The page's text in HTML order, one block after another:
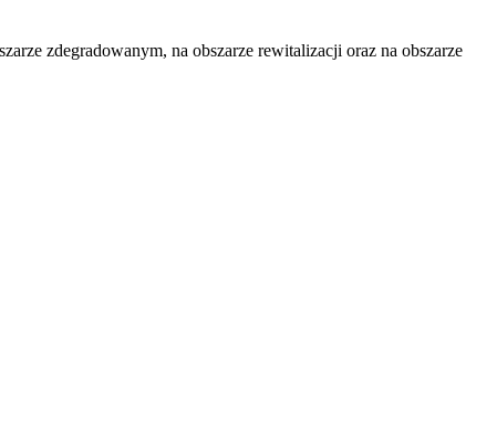
zdegradowanym, na obszarze rewitalizacji oraz na obszarze